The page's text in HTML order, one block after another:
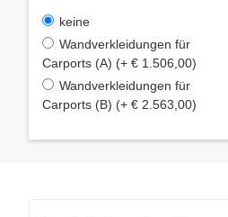
keine
Wandverkleidungen für
Carports (A) (+ € 1.506,00)
Wandverkleidungen für
Carports (B) (+ € 2.563,00)